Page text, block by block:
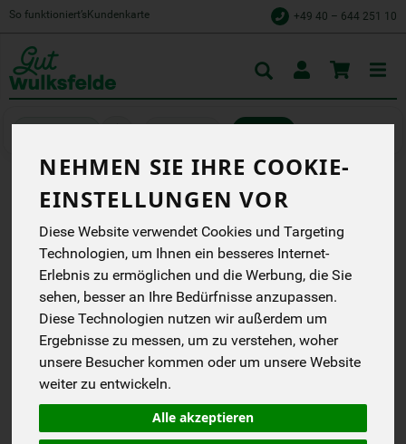
NEHMEN SIE IHRE COOKIE-
EINSTELLUNGEN VOR
Diese Website verwendet Cookies und Targeting
Technologien, um Ihnen ein besseres Internet-
Erlebnis zu ermöglichen und die Werbung, die Sie
sehen, besser an Ihre Bedürfnisse anzupassen.
Diese Technologien nutzen wir außerdem um
Ergebnisse zu messen, um zu verstehen, woher
unsere Besucher kommen oder um unsere Website
weiter zu entwickeln.
Alle akzeptieren
So funktioniert’s Kundenkarte +49 40 – 644 251 10
SAATEN KNACKER 2 ST.
hochwertige Mandeln,
Kerne, Sesamsaaten und
ein Zartbitter-
Schokoladenboden
Rosengarten
EG
4,99 € * / Stück
inkl. 7% MwSt.
Toggle
cart